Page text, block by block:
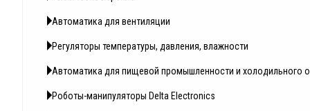
Автоматика для вентиляции
Регуляторы температуры, давления, влажности
Автоматика для пищевой промышленности и холодильного
Роботы-манипуляторы Delta Electronics